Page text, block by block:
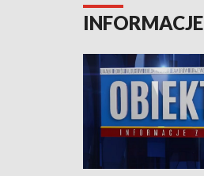
INFORMACJE